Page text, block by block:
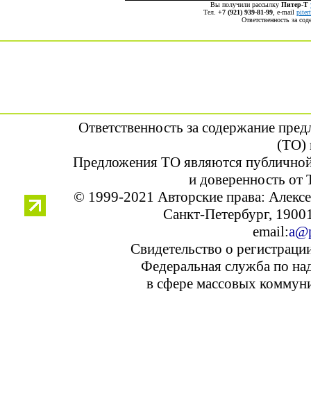
Вы получили рассылку Питер-Т
Тел. +7 (921) 939-81-99 , е-mail
Ответственность за
Ответственность за содержание
(ТО)
Предложения ТО являются
и доверенность от
© 1999-2021 Авторские права:
Санкт-Петербург,
email:
Свидетельство о
Федеральная служба по
в сфере массовых